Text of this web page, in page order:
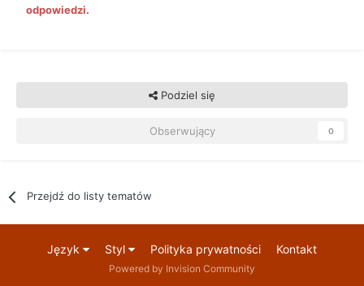
odpowiedzi.
Podziel się
Obserwujący 0
Przejdź do listy tematów
Język Styl Polityka prywatności Kontakt
Powered by Invision Community